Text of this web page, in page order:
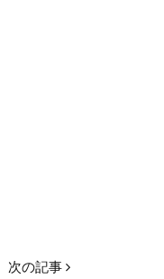
次の記事